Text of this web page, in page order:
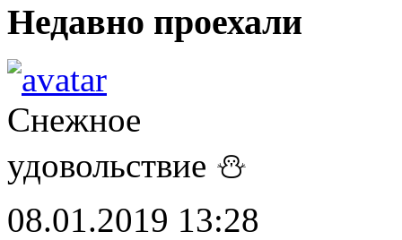
Недавно проехали
Снежное
удовольствие ⛄
08.01.2019 13:28